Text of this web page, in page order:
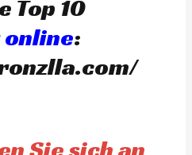
Top 10
: